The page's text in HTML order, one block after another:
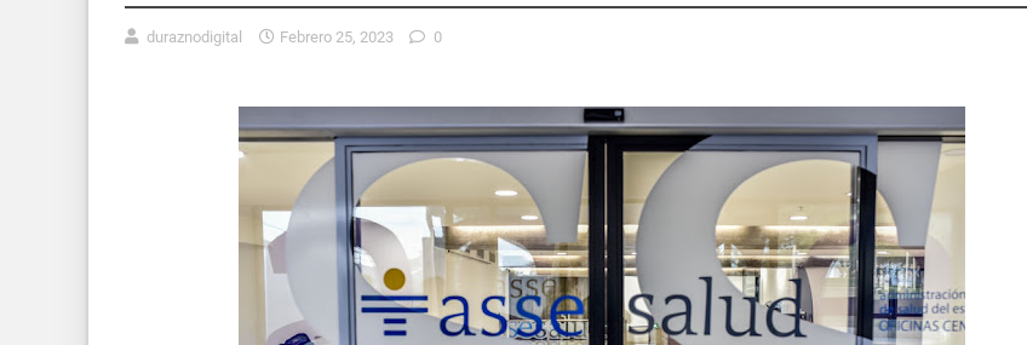
duraznodigital Febrero 25, 2023 0